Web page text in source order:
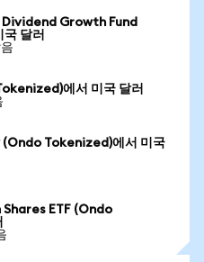
Growth Fund
달러
에서 미국 달러
Tokenized)에서 미국
ETF (Ondo